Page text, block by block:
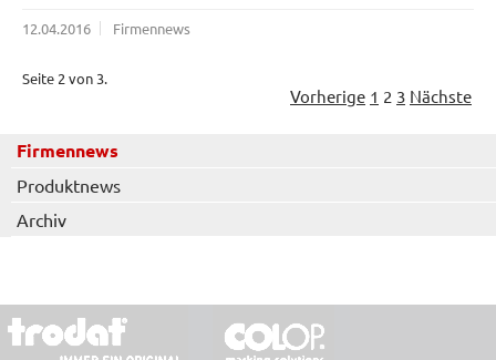
12.04.2016 Firmennews
Seite 2 von 3.
Vorherige 1 2 3 Nächste
Firmennews
Produktnews
Archiv